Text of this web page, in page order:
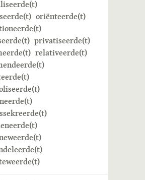
oriënteerde(t)
privatiseerde(t)
relativeerde(t)